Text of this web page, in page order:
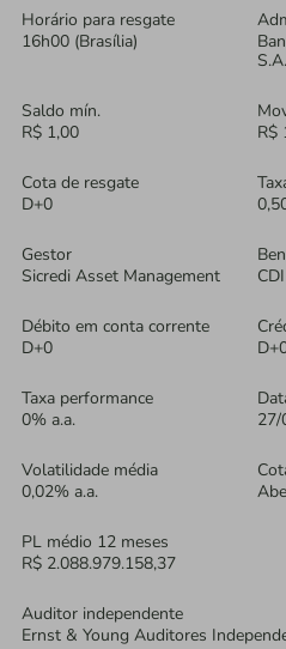
R$
Débito em conta corrente
D+0
Horário para resgate
16h00 (Brasília)
S.A.
Saldo mín.
R$ 1,00
Cota de resgate
D+0
Gestor
Sicredi Asset Management
CDI
Taxa performance
0% a.a.
Auditor independente
Ernst & Young Auditores
Volatilidade média
0,02% a.a.
PL médio 12 meses
R$ 2.088.979.158,37